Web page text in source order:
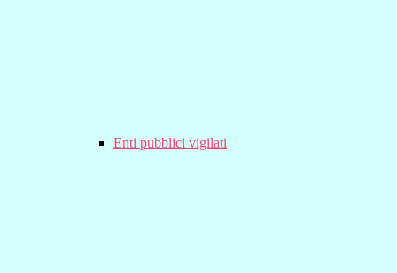
Enti pubblici vigilati